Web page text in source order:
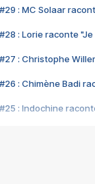
#29 : MC Solaar
#28 : Lorie raconte
#27 : Christophe
#26 : Chimène Badi
#25 : Indochine